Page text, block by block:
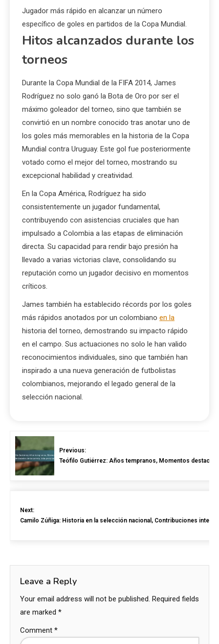
Jugador más rápido en alcanzar un número
específico de goles en partidos de la Copa Mundial.
Hitos alcanzados durante los
torneos
Durante la Copa Mundial de la FIFA 2014, James
Rodríguez no solo ganó la Bota de Oro por ser el
máximo goleador del torneo, sino que también se
convirtió en un nombre conocido tras anotar uno de
los goles más memorables en la historia de la Copa
Mundial contra Uruguay. Este gol fue posteriormente
votado como el mejor del torneo, mostrando su
excepcional habilidad y creatividad.
En la Copa América, Rodríguez ha sido
consistentemente un jugador fundamental,
contribuyendo con asistencias cruciales que han
impulsado a Colombia a las etapas de eliminación
directa. Su capacidad para rendir bajo presión ha
llevado a varias victorias clave, consolidando su
reputación como un jugador decisivo en momentos
críticos.
James también ha establecido récords por los goles
más rápidos anotados por un colombiano en la
historia del torneo, demostrando su impacto rápido
en el campo. Sus actuaciones no solo le han valido
reconocimientos individuales, sino que también han
inspirado a una nueva generación de futbolistas
colombianos, mejorando el legado general de la
selección nacional.
Previous:
Teófilo Gutiérrez: Años tempranos, Momentos
Next:
Camilo Zúñiga: Historia en la selección nacional, Contribuciones
Leave a Reply
Your email address will not be published. Required fields
are marked *
Comment *